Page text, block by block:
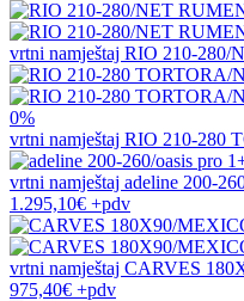
vrtni namještaj RIO 210-280/
0%
vrtni namještaj RIO 210-280
vrtni namještaj adeline 200-
1.295,10€ +pdv
vrtni namještaj CARVES
975,40€ +pdv